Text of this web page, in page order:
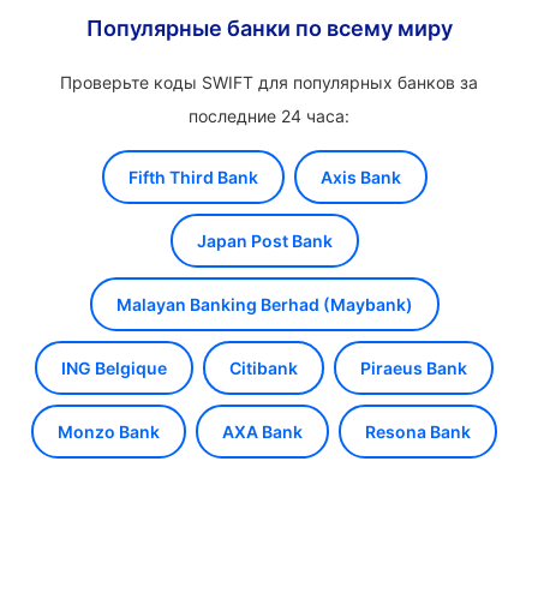
Популярные банки по всему миру
Проверьте коды SWIFT для популярных банков за
последние 24 часа:
Fifth Third Bank Axis Bank
Japan Post Bank
Malayan Banking Berhad (Maybank)
ING Belgique Citibank Piraeus Bank
Monzo Bank AXA Bank Resona Bank